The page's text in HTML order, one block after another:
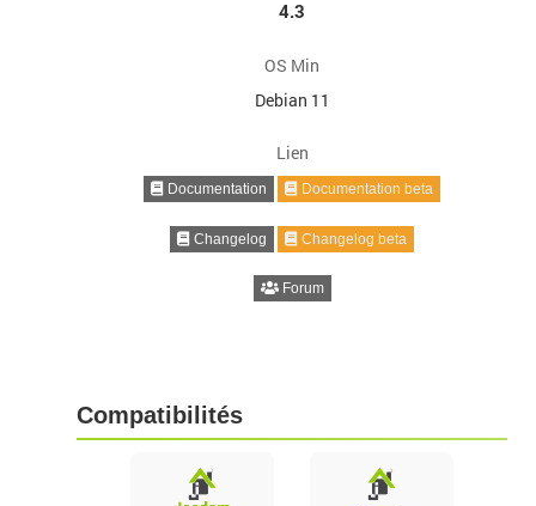
4.3
OS Min
Debian 11
Lien
Documentation Documentation beta
Changelog Changelog beta
Forum
Compatibilités